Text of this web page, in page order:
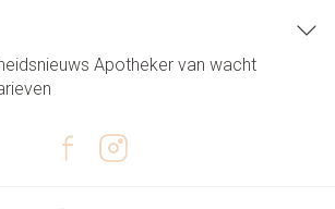
Apotheker van wacht